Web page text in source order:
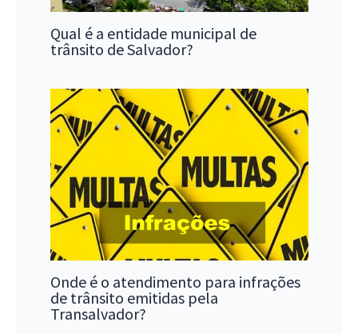
Qual é a entidade municipal de
trânsito de Salvador?
Onde é o atendimento para infrações
de trânsito emitidas pela
Transalvador?